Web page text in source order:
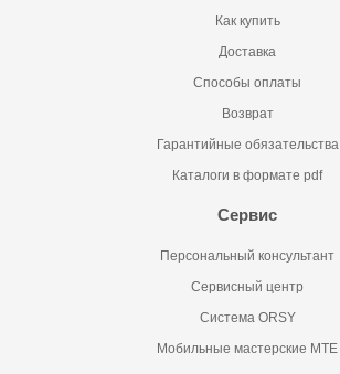
Как купить
Доставка
Способы оплаты
Возврат
Гарантийные обязательства
Каталоги в формате pdf
Сервис
Персональный консультант
Сервисный центр
Система ORSY
Мобильные мастерские MTE